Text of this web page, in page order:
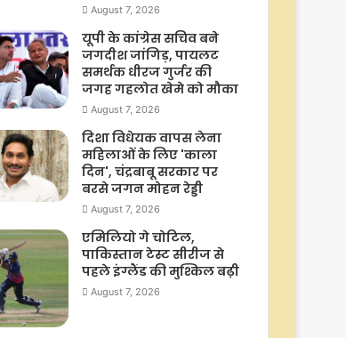
August 7, 2026
यूपी के कांग्रेस सचिव बने
जगदीश जांगिड़, पायलट
समर्थक धीरज गुर्जर की
जगह गहलोत खेमे को मौका
August 7, 2026
दिशा विधेयक वापस लेना
महिलाओं के लिए 'काला
दिन', चंद्रबाबू सरकार पर
बरसे जगन मोहन रेड्डी
August 7, 2026
एमिलियो गे चोटिल,
पाकिस्तान टेस्ट सीरीज से
पहले इंग्लैंड की मुश्किल बढ़ी
August 7, 2026